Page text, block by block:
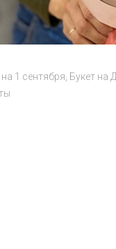
1 сентября Букет на